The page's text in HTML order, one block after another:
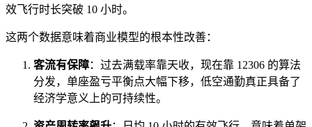
效飞行时长突破 10 小时。
这两个数据意味着商业模型的根本性改善：
客流有保障：过去满载率靠天收，现在靠 12306 的算法
分发，单座盈亏平衡点大幅下移，低空通勤真正具备了
经济学意义上的可持续性。